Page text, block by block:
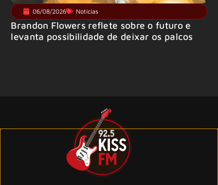
06/08/2026 Notícias
Brandon Flowers reflete sobre o futuro e
levanta possibilidade de deixar os palcos